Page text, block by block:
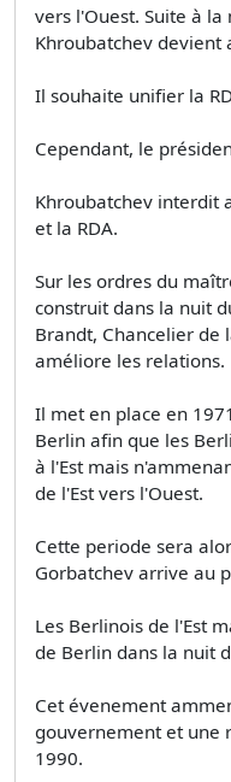
vers l'Ouest. Suite à
Khroubatchev devient
Il souhaite unifier la
Cependant, le
Khroubatchev interdit
et la RDA.
Sur les ordres du
construit dans la nuit
Brandt, Chancelier de
améliore les relations.
Il met en place en
Berlin afin que les
à l'Est mais
de l'Est vers l'Ouest.
Cette periode sera
Gorbatchev arrive au
Les Berlinois de l'Est
de Berlin dans la nuit
Cet évenement
gouvernement et une
1990.